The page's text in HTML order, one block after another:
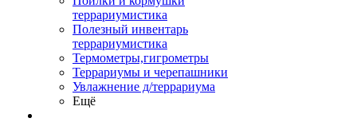
террариумистика
Полезный инвентарь
террариумистика
Термометры,гигрометры
Террариумы и черепашники
Увлажнение д/террариума
Ещё